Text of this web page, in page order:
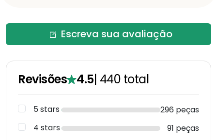
Escreva sua avaliação
Revisões 4.5| 440 total
5 stars
296 peças
4 stars
91 peças